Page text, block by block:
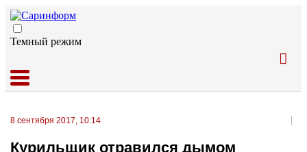
Темный режим
8 сентября 2017, 10:14
Курильщик отравился дымом